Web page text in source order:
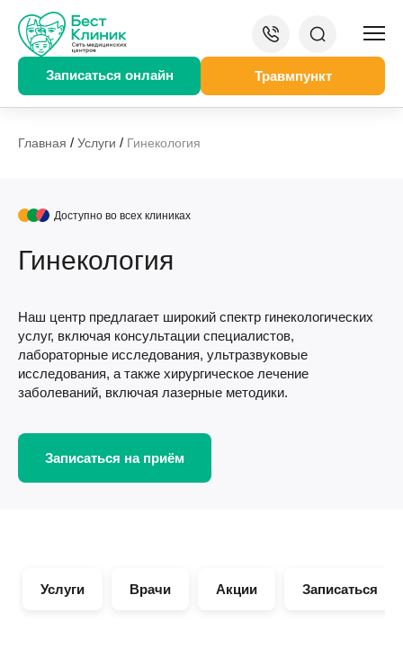
Записаться онлайн Травмпункт
Главная / Услуги / Гинекология
Доступно во всех клиниках
Гинекология
Наш центр предлагает широкий спектр гинекологических
услуг, включая консультации специалистов,
лабораторные исследования, ультразвуковые
исследования, а также хирургическое лечение
заболеваний, включая лазерные методики.
Записаться на приём
Услуги Врачи Акции Записаться